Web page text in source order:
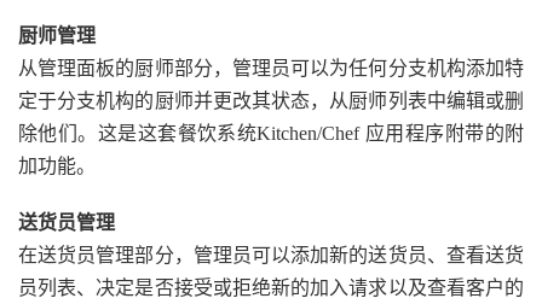
厨师管理
从管理面板的厨师部分，管理员可以为任何分支机构添加特
定于分支机构的厨师并更改其状态，从厨师列表中编辑或删
除他们。这是这套餐饮系统Kitchen/Chef 应用程序附带的附
加功能。
送货员管理
在送货员管理部分，管理员可以添加新的送货员、查看送货
员列表、决定是否接受或拒绝新的加入请求以及查看客户的